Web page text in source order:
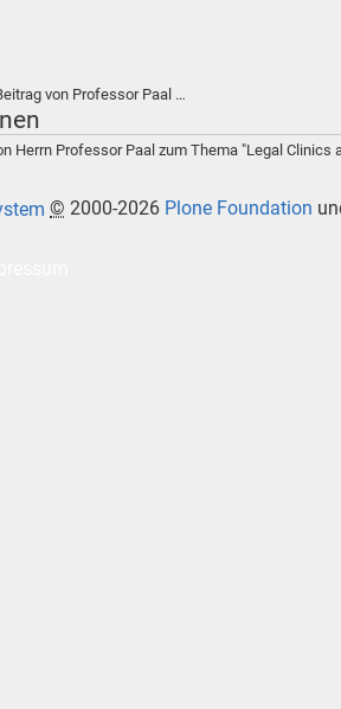
von Professor Paal …
Herrn Professor Paal zum Thema "Legal
© 2000-2026 Plone Foundation